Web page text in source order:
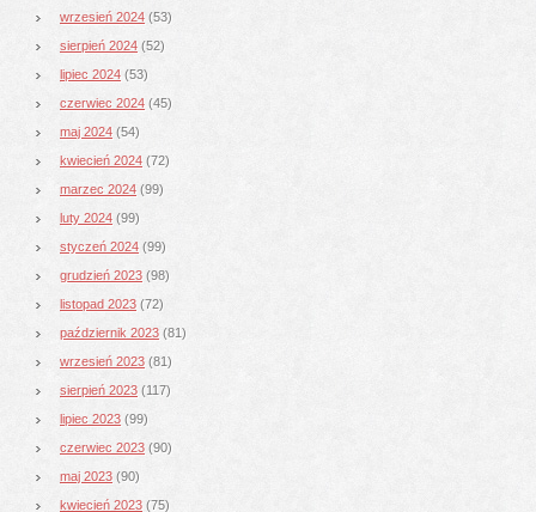
wrzesień 2024 (53)
sierpień 2024 (52)
lipiec 2024 (53)
czerwiec 2024 (45)
maj 2024 (54)
kwiecień 2024 (72)
marzec 2024 (99)
luty 2024 (99)
styczeń 2024 (99)
grudzień 2023 (98)
listopad 2023 (72)
październik 2023 (81)
wrzesień 2023 (81)
sierpień 2023 (117)
lipiec 2023 (99)
czerwiec 2023 (90)
maj 2023 (90)
kwiecień 2023 (75)